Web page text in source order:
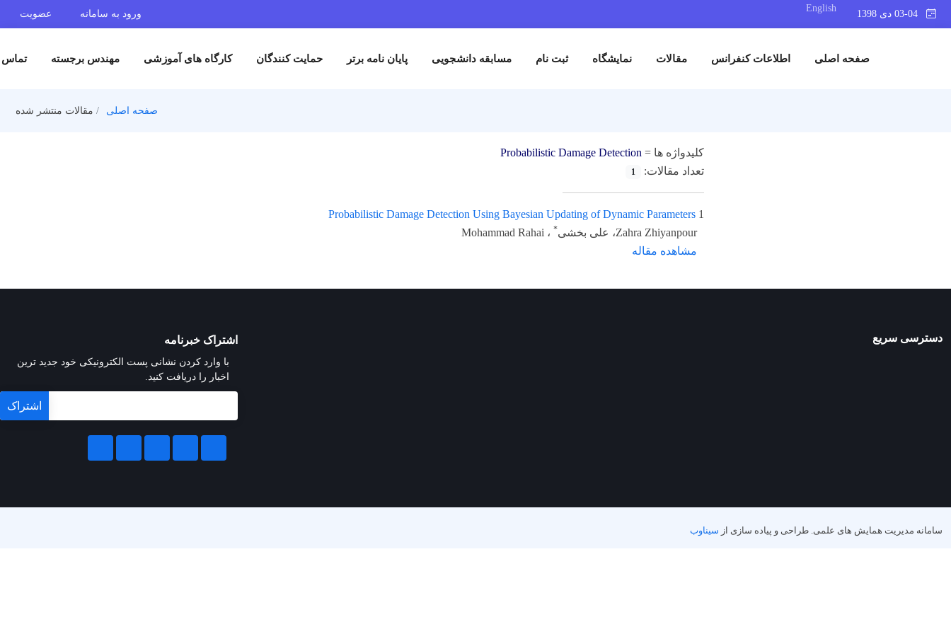
English
ورود به سامانه عضویت
صفحه اصلی اطلاعات کنفرانس مقالات نمایشگاه ثبت نام مسابقه دانشجویی پایان نامه برتر حمایت کنندگان کارگاه های آموزشی مهندس برجسته تماس
صفحه اصلی مقالات منتشر شده
کلیدواژه ها = Probabilistic Damage Detection
تعداد مقالات:
1
1
Probabilistic Damage Detection Using Bayesian Updating of Dynamic Parameters
Zahra Zhiyanpour، علی بخشی
* ، Mohammad Rahai
مشاهده مقاله
دسترسی سریع اشتراک خبرنامه
با وارد کردن نشانی پست الکترونیکی خود جدید ترین
اخبار را دریافت کنید.
سامانه مدیریت همایش های علمی. طراحی و پیاده سازی از سیناوب